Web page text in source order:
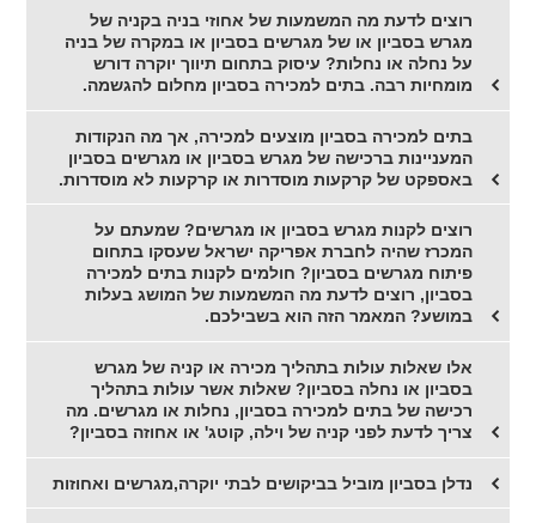
רוצים לדעת מה המשמעות של אחוזי בניה בקניה של
מגרש בסביון או של מגרשים בסביון או במקרה של בניה
על נחלה או נחלות? עיסוק בתחום תיווך יוקרה דורש
מומחיות רבה. בתים למכירה בסביון מחלום להגשמה.
בתים למכירה בסביון מוצעים למכירה, אך מה הנקודות
המעניינות ברכישה של מגרש בסביון או מגרשים בסביון
באספקט של קרקעות מוסדרות או קרקעות לא מוסדרות.
רוצים לקנות מגרש בסביון או מגרשים? שמעתם על
המכרז שהיה לחברת אפריקה ישראל שעסקו בתחום
פיתוח מגרשים בסביון? חולמים לקנות בתים למכירה
בסביון, רוצים לדעת מה המשמעות של המושג בעלות
במושע? המאמר הזה הוא בשבילכם.
אלו שאלות עולות בתהליך מכירה או קניה של מגרש
בסביון או נחלה בסביון? שאלות אשר עולות בתהליך
רכישה של בתים למכירה בסביון, נחלות או מגרשים. מה
צריך לדעת לפני קניה של וילה, קוטג' או אחוזה בסביון?
נדלן בסביון מוביל בביקושים לבתי יוקרה,מגרשים ואחוזות